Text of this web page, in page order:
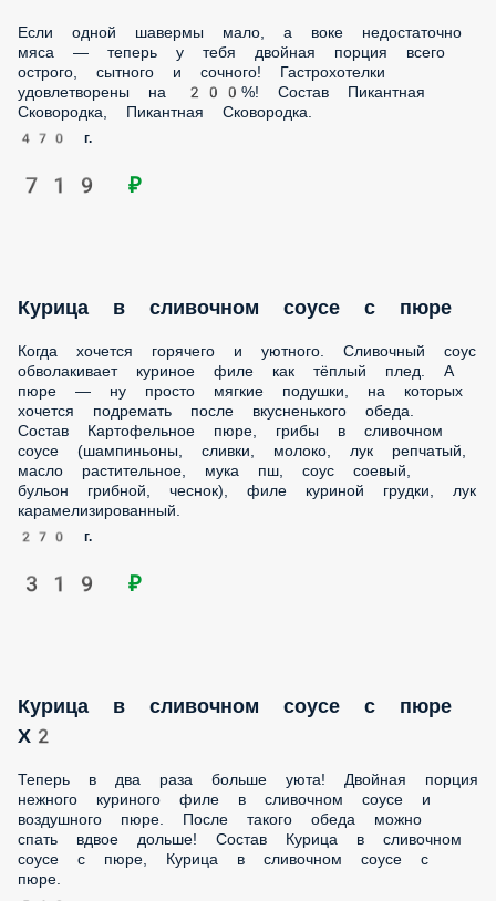
470 г.
719 ₽
Курица в сливочном соусе с пюре
после вкусненького обеда. Состав Картофельное пюре,
грибы в сливочном соусе (шампиньоны, сливки, молоко,
лук репчатый, масло растительное, мука пш, соус соевый,
бульон грибной, чеснок), филе куриной грудки, лук
карамелизированный.
270 г.
319 ₽
Курица в сливочном соусе с пюре Х2
соусе с пюре.
540 г.
599 ₽